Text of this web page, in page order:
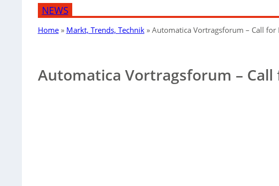
NEWS
Home» Markt, Trends, Technik» Automatica Vortragsforum – Call for
Automatica Vortragsforum – Call